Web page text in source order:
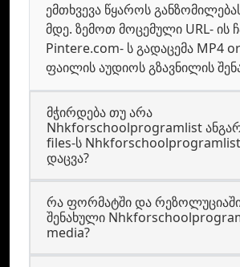
ემთხვევა წყაროს
მდე. ზემოთ მოცემული URL- ის
Pintere.com- ს გადაცემა MP4 or
ფაილის აუდიოს გზავნილის
მჭირდება თუ არა
Nhkforschoolprogramlist
files-ს
დაცვა?
რა ფორმატში და რეზოლუციაში
შენახული
media?